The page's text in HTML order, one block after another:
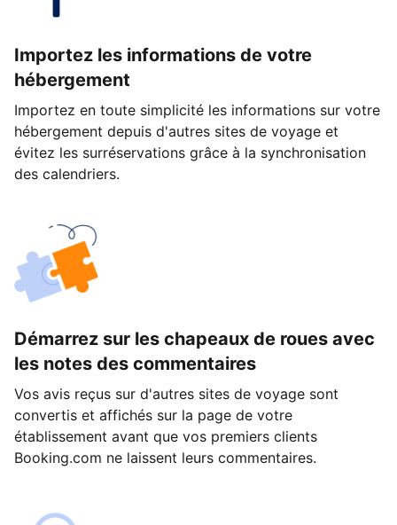
Importez les informations de votre
hébergement
Importez en toute simplicité les informations sur votre
hébergement depuis d'autres sites de voyage et
évitez les surréservations grâce à la synchronisation
des calendriers.
Démarrez sur les chapeaux de roues avec
les notes des commentaires
Vos avis reçus sur d'autres sites de voyage sont
convertis et affichés sur la page de votre
établissement avant que vos premiers clients
Booking.com ne laissent leurs commentaires.